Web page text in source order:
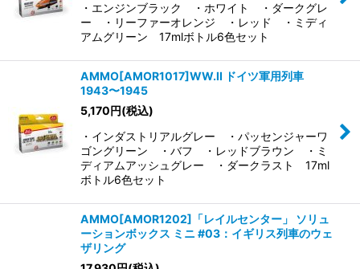
・エンジンブラック ・ホワイト ・ダークグレ
ー ・リーファーオレンジ ・レッド ・ミディ
アムグリーン 17mlボトル6色セット
AMMO[AMOR1017]WW.II ドイツ軍用列車
1943〜1945
5,170円(税込)
・インダストリアルグレー ・パッセンジャーワ
ゴングリーン ・バフ ・レッドブラウン ・ミ
ディアムアッシュグレー ・ダークラスト 17ml
ボトル6色セット
AMMO[AMOR1202]「レイルセンター」 ソリュ
ーションボックス ミニ #03：イギリス列車のウェ
ザリング